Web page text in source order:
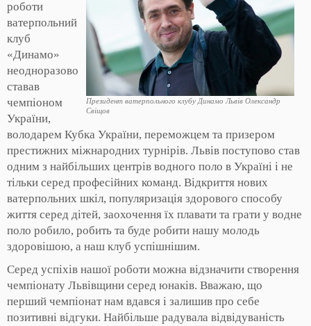
Президент ватерпольного клубу Динамо Львів Олександр
Свіщов
роботи
ватерпольний
клуб
«Динамо»
неодноразово
ставав
чемпіоном
України,
володарем Кубка України, переможцем та призером
престижних міжнародних турнірів. Львів поступово став
одним з найбільших центрів водного поло в Україні і не
тільки серед професійних команд. Відкриття нових
ватерпольних шкіл, популяризація здорового способу
життя серед дітей, заохочення їх плавати та грати у водне
поло робило, робить та буде робити нашу молодь
здоровішою, а наш клуб успішнішим.
Серед успіхів нашої роботи можна відзначити створення
чемпіонату Львівщини серед юнаків. Вважаю, що
перший чемпіонат нам вдався і залишив про себе
позитивні відгуки. Найбільше радувала відвідуваність